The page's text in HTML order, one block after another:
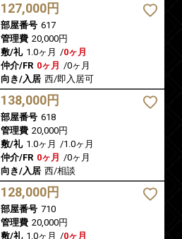
127,000円
部屋番号 617
管理費 20,000円
敷/礼 1.0ヶ月 /0ヶ月
仲介/FR 0ヶ月 /0ヶ月
向き/入居 西/即入居可
138,000円
部屋番号 618
管理費 20,000円
敷/礼 1.0ヶ月 /1.0ヶ月
仲介/FR 0ヶ月 /0ヶ月
向き/入居 西/相談
128,000円
部屋番号 710
管理費 20,000円
敷/礼 1.0ヶ月 /0ヶ月